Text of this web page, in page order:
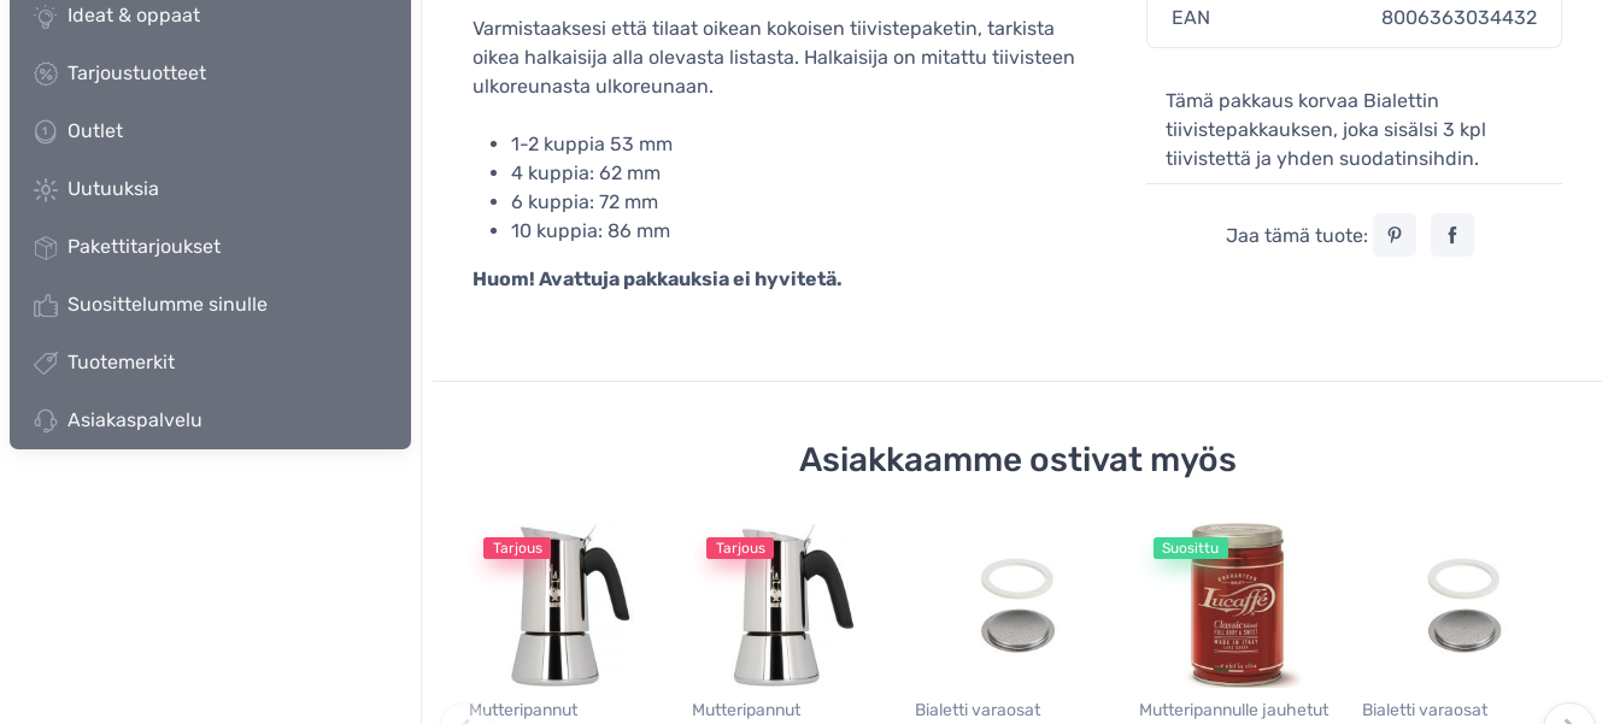
Ideat & oppaat
Tarjoustuotteet
Outlet
Uutuuksia
Pakettitarjoukset
Suosittelumme sinulle
Tuotemerkit
Asiakaspalvelu
Varmistaaksesi että tilaat oikean kokoisen tiivistepaketin, tarkista
oikea halkaisija alla olevasta listasta. Halkaisija on mitattu tiivisteen
ulkoreunasta ulkoreunaan.
1-2 kuppia 53 mm
4 kuppia: 62 mm
6 kuppia: 72 mm
10 kuppia: 86 mm
Huom! Avattuja pakkauksia ei hyvitetä.
EAN 8006363034432
Tämä pakkaus korvaa Bialettin
tiivistepakkauksen, joka sisälsi 3 kpl
tiivistettä ja yhden suodatinsihdin.
Jaa tämä tuote:
Asiakkaamme ostivat myös
Tarjous
Mutteripannut
Tarjous
Mutteripannut
Bialetti varaosat
Suosittu
Mutteripannulle jauhetut
Bialetti varaosat